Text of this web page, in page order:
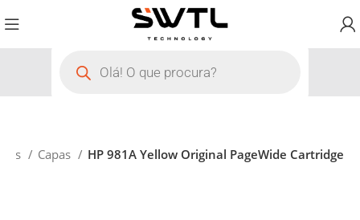
Capas HP 981A Yellow Original PageWide Cartridge